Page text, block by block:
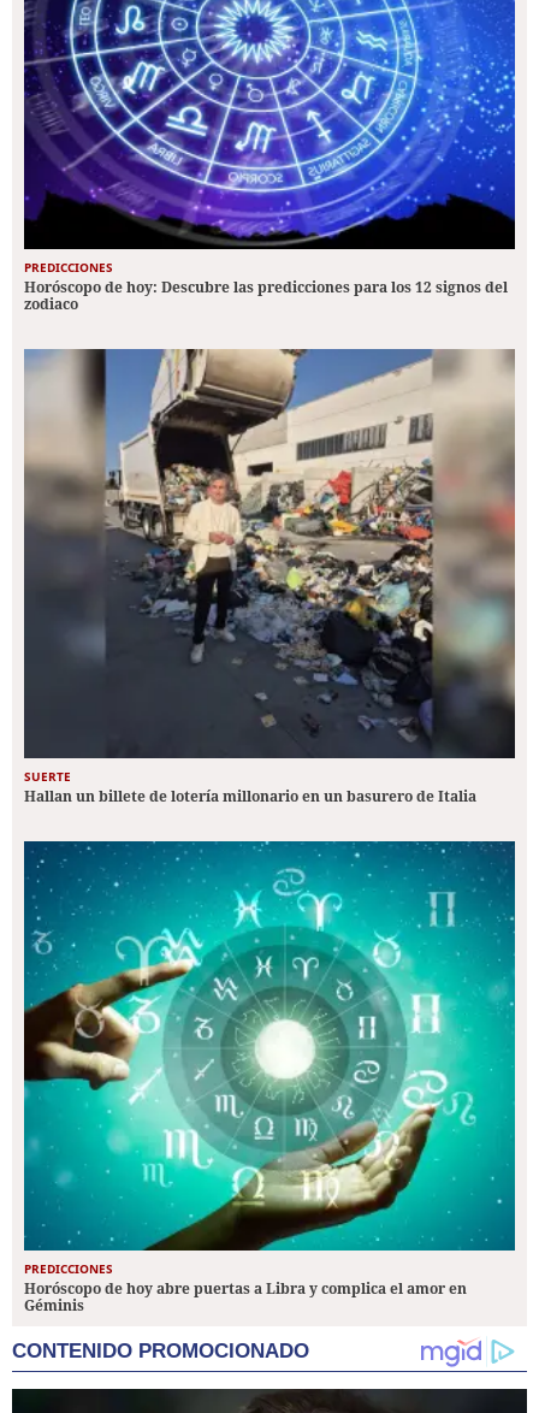
PREDICCIONES
Horóscopo de hoy: Descubre las predicciones para los 12 signos del
zodiaco
SUERTE
Hallan un billete de lotería millonario en un basurero de Italia
PREDICCIONES
Horóscopo de hoy abre puertas a Libra y complica el amor en
Géminis
CONTENIDO PROMOCIONADO